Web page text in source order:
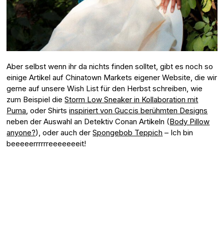
Aber selbst wenn ihr da nichts finden solltet, gibt es noch so
einige Artikel auf Chinatown Markets eigener Website, die wir
gerne auf unsere Wish List für den Herbst schreiben, wie
zum Beispiel dieStorm Low Sneaker in Kollaboration mit
Puma, oder Shirtsinspiriert von Guccis berühmten Designs
neben der Auswahl an Detektiv Conan Artikeln (Body Pillow
anyone?), oder auch derSpongebob Teppich – Ich bin
beeeeerrrrrreeeeeeeit!